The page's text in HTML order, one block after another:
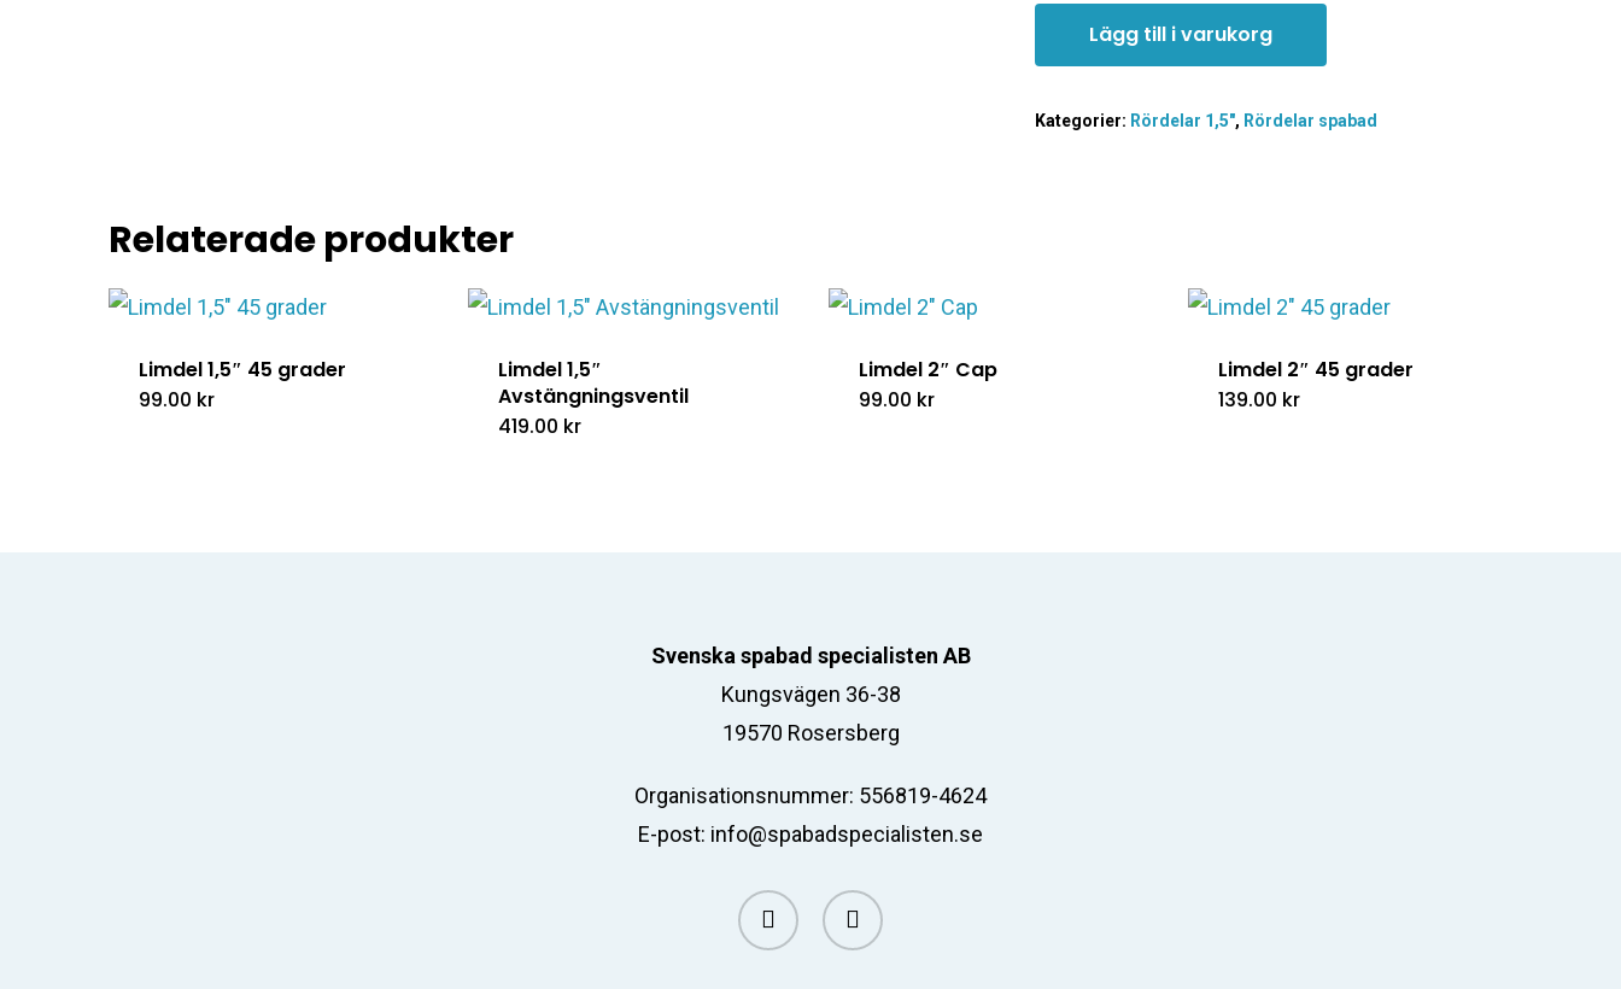
Lägg till i varukorg
Kategorier: Rördelar 1,5", Rördelar spabad
Relaterade produkter
Limdel 1,5″ 45 grader
99.00 kr
Limdel 1,5″
Avstängningsventil
419.00 kr
Limdel 2″ Cap
99.00 kr
Limdel 2″ 45 grader
139.00 kr
Svenska spabad specialisten AB
Kungsvägen 36-38
19570 Rosersberg
Organisationsnummer: 556819-4624
E-post: info@spabadspecialisten.se
facebook email